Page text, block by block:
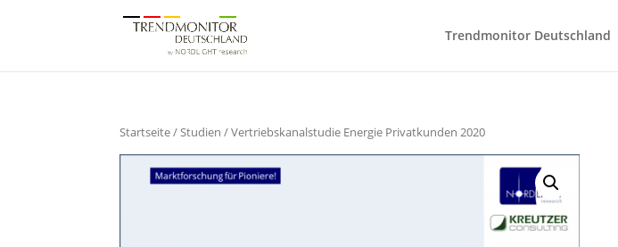
Trendmonitor Deutschland
Startseite/Studien / Vertriebskanalstudie Energie Privatkunden 2020